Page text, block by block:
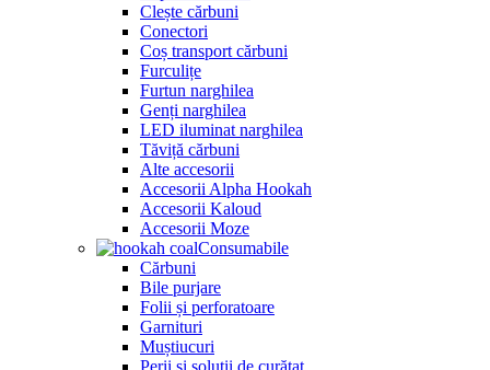
Clește cărbuni
Conectori
Coș transport cărbuni
Furculițe
Furtun narghilea
Genți narghilea
LED iluminat narghilea
Tăviță cărbuni
Alte accesorii
Accesorii Alpha Hookah
Accesorii Kaloud
Accesorii Moze
Consumabile
Cărbuni
Bile purjare
Folii și perforatoare
Garnituri
Muștiucuri
Perii și soluții de curățat